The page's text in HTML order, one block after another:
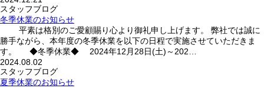
スタッフブログ
冬季休業のお知らせ
平素は格別のご愛顧賜り心より御礼申し上げます。 弊社では誠に
勝手ながら、本年度の冬季休業を以下の日程で実施させていただきま
す。 ◆冬季休業◆ 2024年12月28日(土)～202…
2024.08.02
スタッフブログ
夏季休業のお知らせ